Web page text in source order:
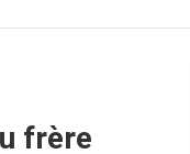
frère